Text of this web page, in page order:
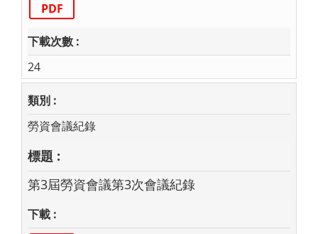
PDF
24
勞資會議紀錄
第3屆勞資會議第3次會議紀錄